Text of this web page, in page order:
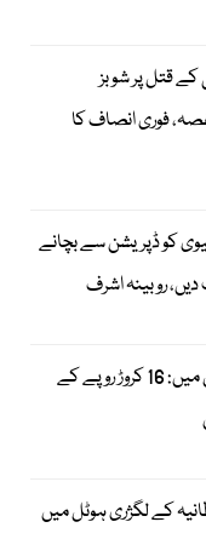
کی بچی کے قتل پر شوبز
فوری انصاف کا
کو ڈپریشن سے بچانے
روبینہ اشرف
راج پال یادو پھر بڑی مشکل میں: 16 کروڑ روپے کے
کے لگژری ہوٹل میں